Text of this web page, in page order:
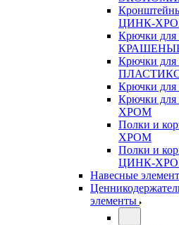
ЦИНК-
Крючки для
Крючки для
Крючки
Крючки
ХРОМ
Полки и
ХРОМ
Полки и
ЦИНК-
Навесные
элементы